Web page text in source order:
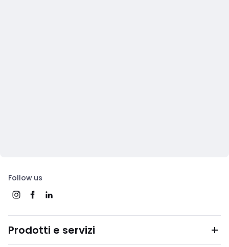
Follow us
Prodotti e servizi